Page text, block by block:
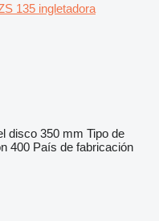
135 ingletadora
disco 350 mm Tipo de
400 País de fabricación